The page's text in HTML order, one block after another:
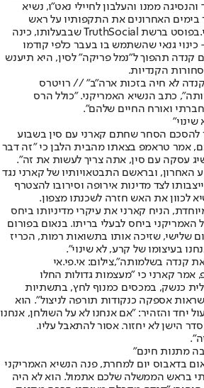
ממנו והעלבון לחיילי נאט"ו, נשיא
בימים האחרונים את התקפותיו על ראש
בפוסט ברשת TruthSocial שבבעלותו, כינה
גנאי שהשתמש בו בעבר כלפי קודמו
קנדה תהפוך ל"נמל פריקה" לסין, היא תיענש
לא חיה בזכות ארה"ב" // רויטרס
כתב הנשיא האמריקני. "כולל הרס
ואורח החיים שלהם".
להסכם הסחר שחתם קארני עם סין בשבוע
אמר טראמפ בצאתו מהבית הלבן כי "זה דבר
עסקה עם סין, אתה צריך לעשות את זה".
האחרון, ובראשם התבטאויותיו של קארני נגד
לצד מדינות אירופה וסירובו להצטרף
לכוון את האש חזרה לשכנתו מצפון.
הניח קארני את עיקרי מדיניותו ביחס
ביחס לבעלי בריתו. בנאום בפורום
שלישי, שזיכה אותו בתשואות רמות, הכריז
בעיצומו של קרע, לא שינוי".
קנדה בשלמותה",צילום: אי.פי.אי
אמר קארני כי "מעצמות גדולות החלו
כנשק, במכסים כמנוף לחץ, בתשתיות
אספקה כנקודות תורפה לניצול". הוא
יחד והזהיר: "אם אנחנו לא על השולחן, אנחנו
הישן לא יחזור. אסור להתאבל עליו.
מתנות חינם"
בדאבוס יום למחרת, פנה הנשיא האמריקני
בראש הממשלה שלכם אתמול. הוא לא היה